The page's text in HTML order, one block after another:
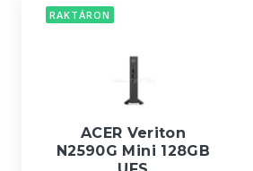
RAKTÁRON
ACER Veriton
N2590G Mini 128GB